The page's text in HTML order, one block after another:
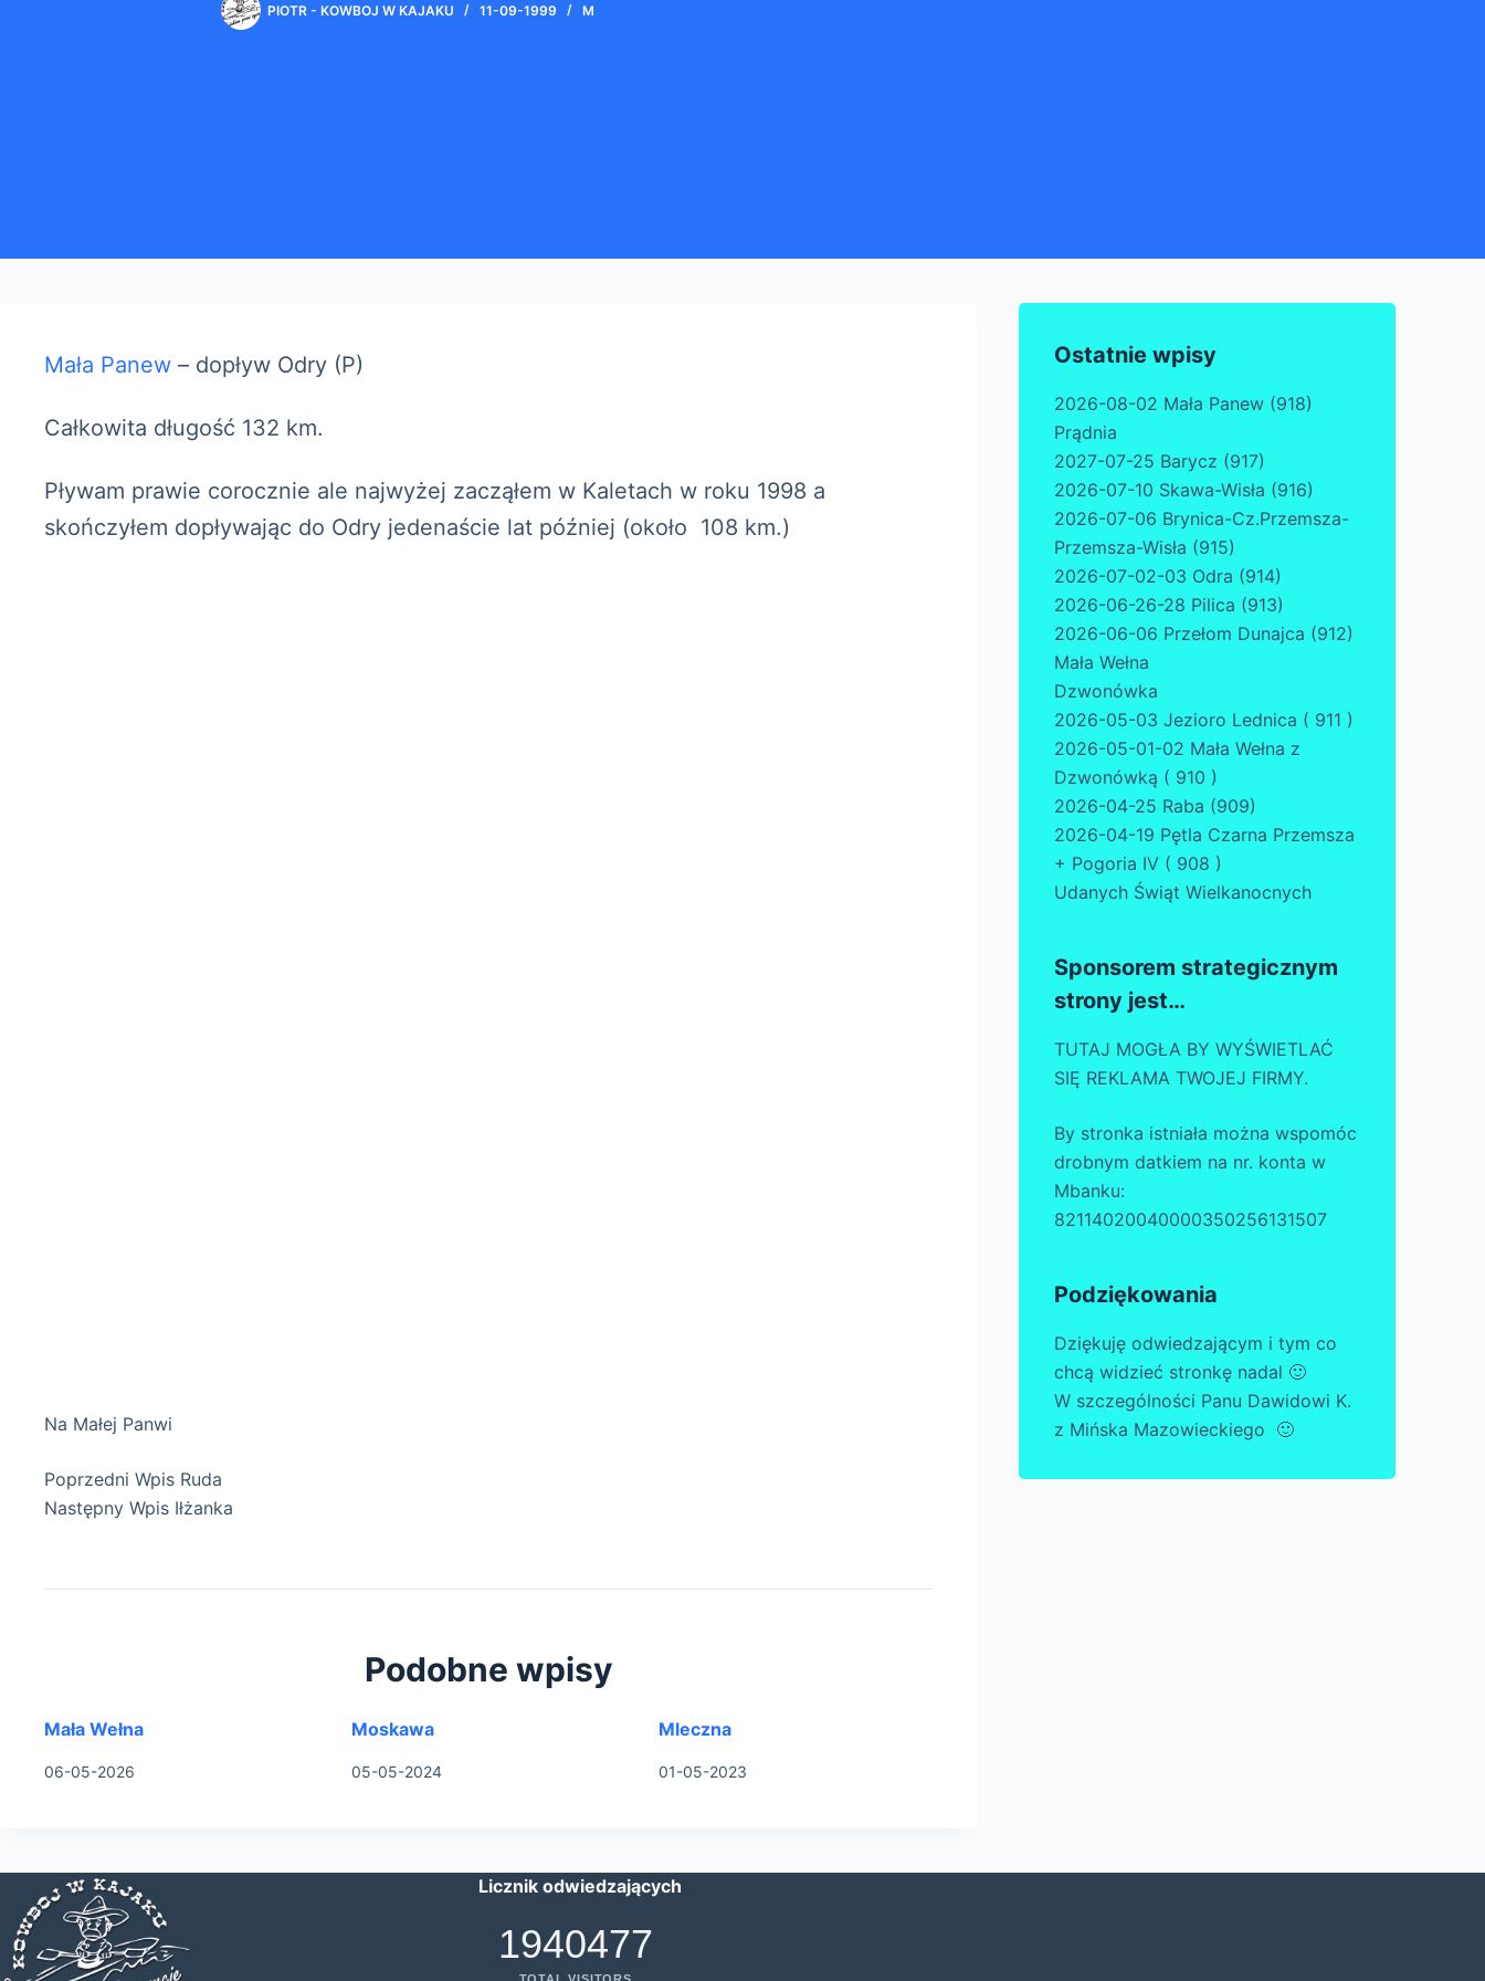
PIOTR - KOWBOJ W KAJAKU 11-09-1999 M
Mała Panew – dopływ Odry (P)
Całkowita długość 132 km.
Pływam prawie corocznie ale najwyżej zacząłem w Kaletach w roku 1998 a
skończyłem dopływając do Odry jedenaście lat później (około 108 km.)
Na Małej Panwi
Poprzedni Wpis Ruda
Następny Wpis Iłżanka
Podobne wpisy
Mała Wełna
06-05-2026
Moskawa
05-05-2024
Mleczna
01-05-2023
Ostatnie wpisy
2026-08-02 Mała Panew (918)
Prądnia
2027-07-25 Barycz (917)
2026-07-10 Skawa-Wisła (916)
2026-07-06 Brynica-Cz.Przemsza-
Przemsza-Wisła (915)
2026-07-02-03 Odra (914)
2026-06-26-28 Pilica (913)
2026-06-06 Przełom Dunajca (912)
Mała Wełna
Dzwonówka
2026-05-03 Jezioro Lednica ( 911 )
2026-05-01-02 Mała Wełna z
Dzwonówką ( 910 )
2026-04-25 Raba (909)
2026-04-19 Pętla Czarna Przemsza
+ Pogoria IV ( 908 )
Udanych Świąt Wielkanocnych
Sponsorem strategicznym
strony jest…
TUTAJ MOGŁA BY WYŚWIETLAĆ
SIĘ REKLAMA TWOJEJ FIRMY.
By stronka istniała można wspomóc
drobnym datkiem na nr. konta w
Mbanku:
82114020040000350256131507
Podziękowania
Dziękuję odwiedzającym i tym co
chcą widzieć stronkę nadal 🙂
W szczególności Panu Dawidowi K.
z Mińska Mazowieckiego 🙂
Licznik odwiedzających
1940477